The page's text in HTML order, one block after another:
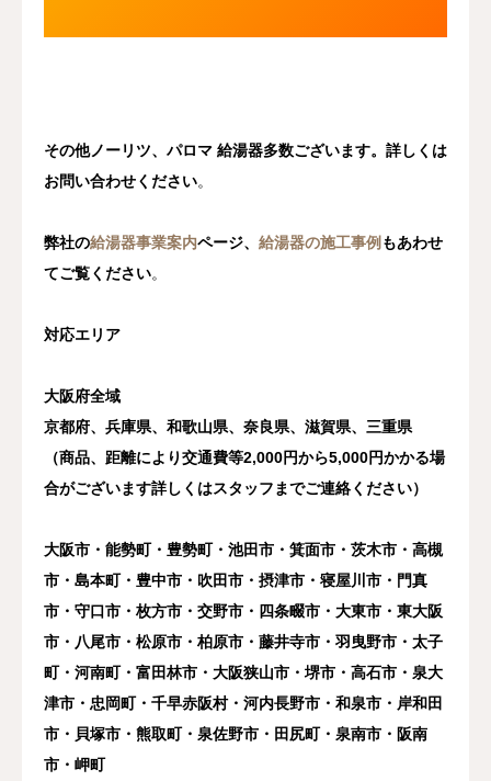
その他ノーリツ、パロマ 給湯器多数ございます。詳しくは
お問い合わせください。
弊社の給湯器事業案内ページ、 給湯器の施工事例 もあわせ
てご覧ください。
対応エリア
大阪府全域
京都府、兵庫県、和歌山県、奈良県、滋賀県、三重県
（商品、距離により交通費等2,000円から5,000円かかる場
合がございます詳しくはスタッフまでご連絡ください）
大阪市・能勢町・豊勢町・池田市・箕面市・茨木市・高槻
市・島本町・豊中市・吹田市・摂津市・寝屋川市・門真
市・守口市・枚方市・交野市・四条畷市・大東市・東大阪
市・八尾市・松原市・柏原市・藤井寺市・羽曳野市・太子
町・河南町・富田林市・大阪狭山市・堺市・高石市・泉大
津市・忠岡町・千早赤阪村・河内長野市・和泉市・岸和田
市・貝塚市・熊取町・泉佐野市・田尻町・泉南市・阪南
市・岬町